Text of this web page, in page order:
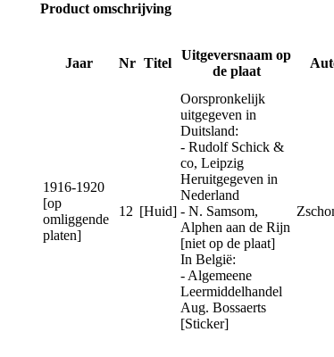
Product omschrijving
Jaar Nr Titel
Uitgeversnaam op
de plaat
1916-1920
[op
omliggende
platen]
12 [Huid]
Oorspronkelijk
uitgegeven in
Duitsland:
- Rudolf Schick &
co, Leipzig
Heruitgegeven in
Nederland
- N. Samsom,
Alphen aan de Rijn
[niet op de plaat]
In België:
- Algemeene
Leermiddelhandel
Aug. Bossaerts
[Sticker]